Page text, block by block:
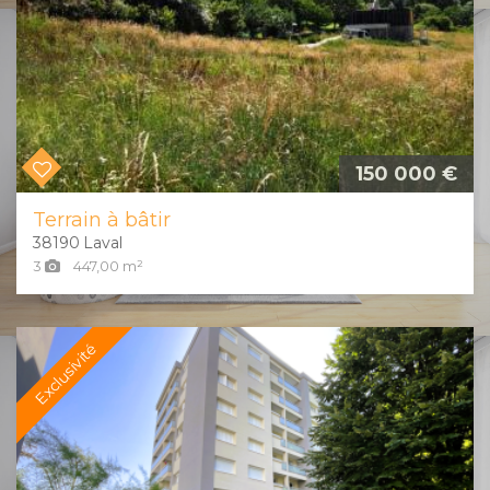
150 000 €
Terrain à bâtir
Laval
38190
3 447,00 m²
Exclusivité